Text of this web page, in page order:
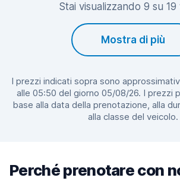
Stai visualizzando 9 su 19
Mostra di più
I prezzi indicati sopra sono
alle 05:50 del giorno 05/08/26. I prezzi
base alla data della prenotazione, alla
alla classe del veicolo.
Perché prenotare con